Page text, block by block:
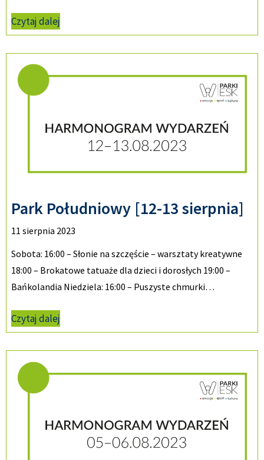
Czytaj dalej
Park Południowy [12-13 sierpnia]
11 sierpnia 2023
Sobota: 16:00 – Słonie na szczęście – warsztaty kreatywne
18:00 – Brokatowe tatuaże dla dzieci i dorosłych 19:00 –
Bańkolandia Niedziela: 16:00 – Puszyste chmurki…
Czytaj dalej